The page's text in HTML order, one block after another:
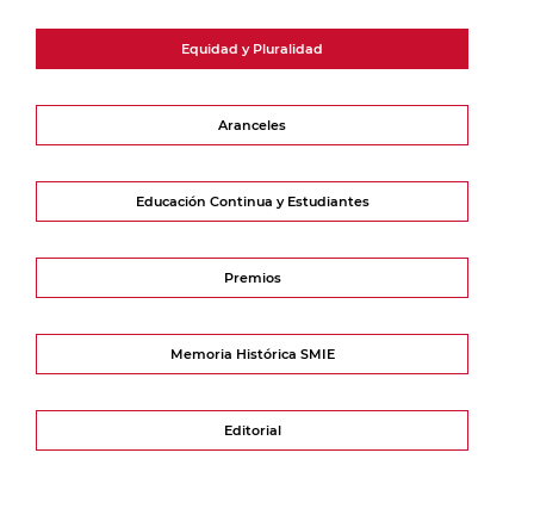
Equidad y Pluralidad
Aranceles
Educación Continua y Estudiantes
Premios
Memoria Histórica SMIE
Editorial